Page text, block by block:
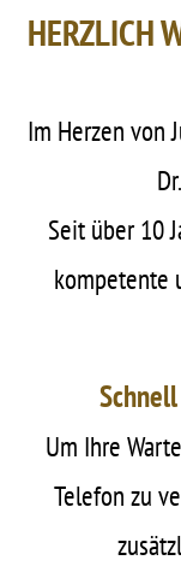
HERZLICH
Im Herzen von
Seit über 10
kompetente
Um Ihre
Telefon zu